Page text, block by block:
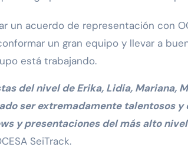
un acuerdo de representación con
un gran equipo y llevar a
está trabajando.
del nivel de Erika, Lidia, Mariana,
ser extremadamente talentosos
y presentaciones del más alto
SeiTrack.